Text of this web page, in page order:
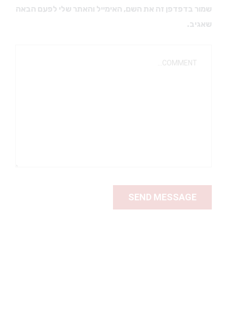
שמור בדפדפן זה את השם, האימייל והאתר שלי לפעם הבאה
שאגיב.